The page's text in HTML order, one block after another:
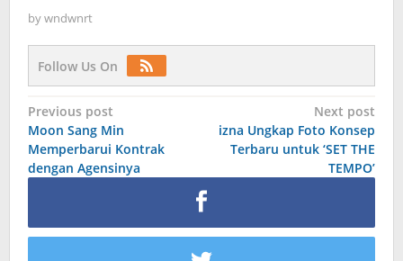
bywndwnrt
Follow Us On
Post
navigation
Previous post
Moon Sang Min
Memperbarui Kontrak
dengan Agensinya
Next post
izna Ungkap Foto Konsep
Terbaru untuk ‘SET THE
TEMPO’